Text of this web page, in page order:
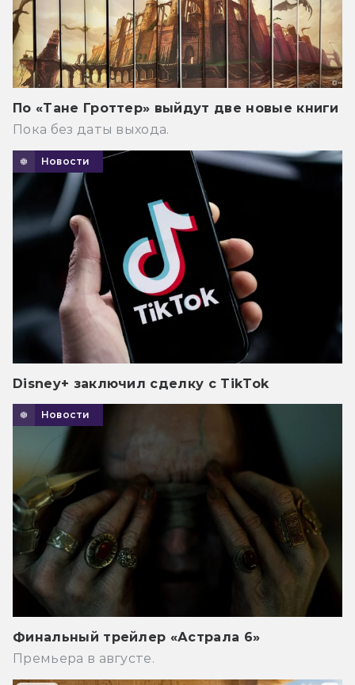
По «Тане Гроттер» выйдут две новые книги
Пока без даты выхода.
Новости
Disney+ заключил сделку с TikTok
Новости
Финальный трейлер «Астрала 6»
Премьера в августе.